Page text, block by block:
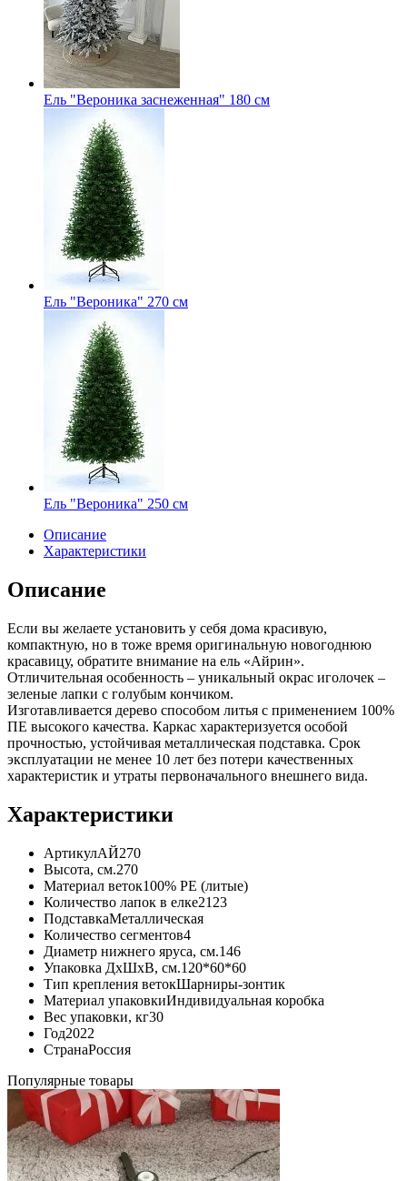
Ель "Вероника заснеженная" 180 см
Ель "Вероника" 270 см
Ель "Вероника" 250 см
Описание
Характеристики
Описание
Если вы желаете установить у себя дома красивую,
компактную, но в тоже время оригинальную новогоднюю
красавицу, обратите внимание на ель «Айрин».
Отличительная особенность – уникальный окрас иголочек –
зеленые лапки с голубым кончиком.
Изготавливается дерево способом литья с применением 100%
ПЕ высокого качества. Каркас характеризуется особой
прочностью, устойчивая металлическая подставка. Срок
эксплуатации не менее 10 лет без потери качественных
характеристик и утраты первоначального внешнего вида.
Характеристики
АртикулАЙ270
Высота, см.270
Материал веток100% PE (литые)
Количество лапок в елке2123
ПодставкаМеталлическая
Количество сегментов4
Диаметр нижнего яруса, см.146
Упаковка ДхШхВ, см.120*60*60
Тип крепления ветокШарниры-зонтик
Материал упаковкиИндивидуальная коробка
Вес упаковки, кг30
Год2022
СтранаРоссия
Популярные товары